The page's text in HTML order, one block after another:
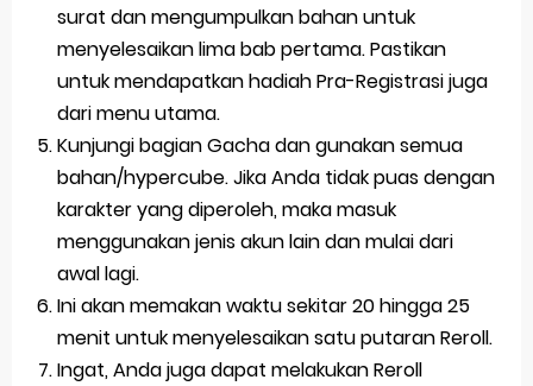
surat dan mengumpulkan bahan untuk
menyelesaikan lima bab pertama. Pastikan
untuk mendapatkan hadiah Pra-Registrasi juga
dari menu utama.
Kunjungi bagian Gacha dan gunakan semua
bahan/hypercube. Jika Anda tidak puas dengan
karakter yang diperoleh, maka masuk
menggunakan jenis akun lain dan mulai dari
awal lagi.
Ini akan memakan waktu sekitar 20 hingga 25
menit untuk menyelesaikan satu putaran Reroll.
Ingat, Anda juga dapat melakukan Reroll